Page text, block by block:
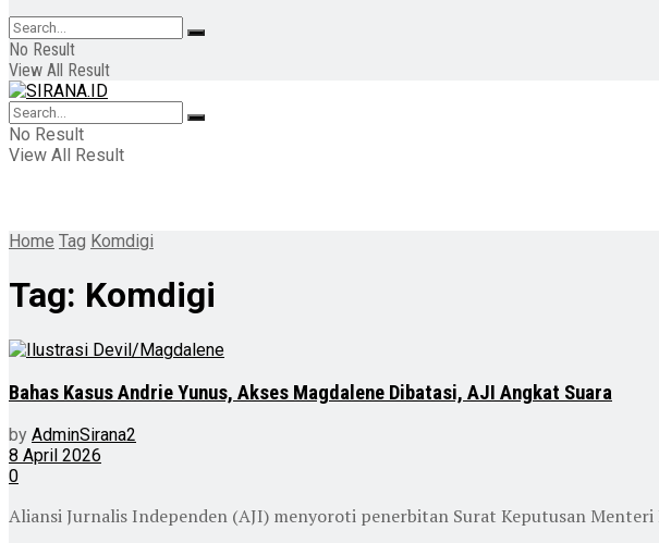
No Result
View All Result
No Result
View All Result
Home Tag Komdigi
Tag: Komdigi
Bahas Kasus Andrie Yunus, Akses Magdalene Dibatasi, AJI Angkat Suara
by AdminSirana2
8 April 2026
0
Aliansi Jurnalis Independen (AJI) menyoroti penerbitan Surat Keputusan